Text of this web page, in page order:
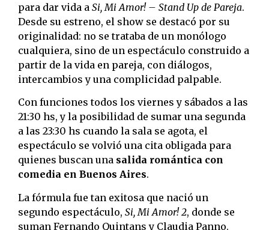
para dar vida a Si, Mi Amor! – Stand Up de Pareja.
Desde su estreno, el show se destacó por su
originalidad: no se trataba de un monólogo
cualquiera, sino de un espectáculo construido a
partir de la vida en pareja, con diálogos,
intercambios y una complicidad palpable.
Con funciones todos los viernes y sábados a las
21:30 hs, y la posibilidad de sumar una segunda
a las 23:30 hs cuando la sala se agota, el
espectáculo se volvió una cita obligada para
quienes buscan una salida romántica con
comedia en Buenos Aires.
La fórmula fue tan exitosa que nació un
segundo espectáculo, Si, Mi Amor! 2, donde se
suman Fernando Quintans y Claudia Panno.